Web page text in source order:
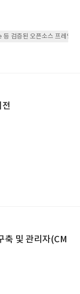
검증된 오픈소스 프레임워
축 및 관리자(CM